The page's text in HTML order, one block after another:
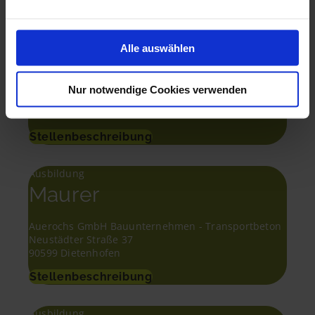
Alle auswählen
Nur notwendige Cookies verwenden
Ausbildung
Andreas Schmelzer Bau GmbH
Ludwig-Erhard-Straße 6
Stellenbeschreibung
Ausbildung
Maurer
Auerochs GmbH Bauunternehmen - Transportbeton
Neustädter Straße 37
90599 Dietenhofen
Stellenbeschreibung